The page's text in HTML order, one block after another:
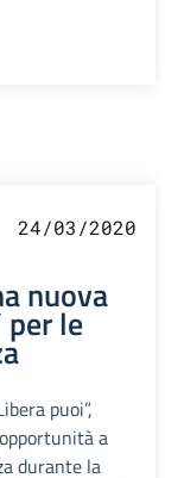
24/03/2020
nuova
per le
puoi”,
a
durante la